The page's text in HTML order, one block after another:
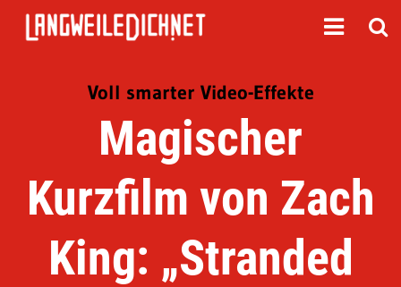
Voll smarter Video-Effekte
Magischer
Kurzfilm von Zach
King: „Stranded